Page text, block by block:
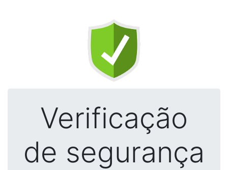
Verificação
de segurança